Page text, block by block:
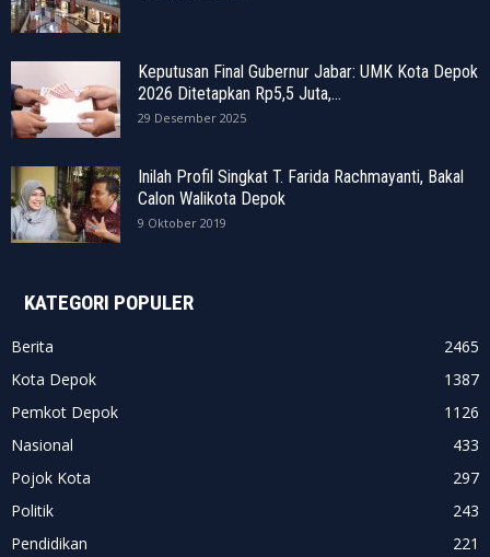
Keputusan Final Gubernur Jabar: UMK Kota Depok
2026 Ditetapkan Rp5,5 Juta,...
29 Desember 2025
Inilah Profil Singkat T. Farida Rachmayanti, Bakal
Calon Walikota Depok
9 Oktober 2019
KATEGORI POPULER
Berita
2465
Kota Depok
1387
Pemkot Depok
1126
Nasional
433
Pojok Kota
297
Politik
243
Pendidikan
221